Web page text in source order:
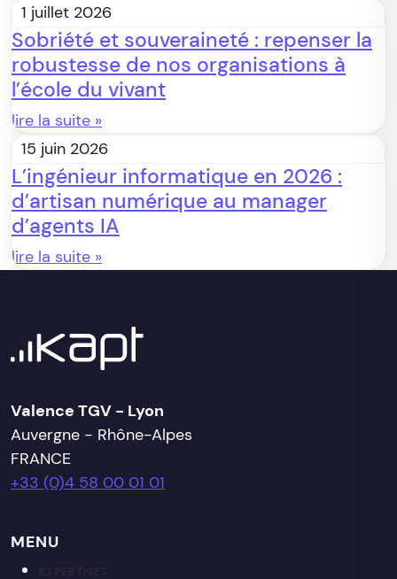
1 juillet 2026
Sobriété et souveraineté : repenser la
robustesse de nos organisations à
l’école du vivant
lire la suite »
15 juin 2026
L’ingénieur informatique en 2026 :
d’artisan numérique au manager
d’agents IA
lire la suite »
Valence TGV - Lyon
Auvergne - Rhône-Alpes
FRANCE
+33 (0)4 58 00 01 01
MENU